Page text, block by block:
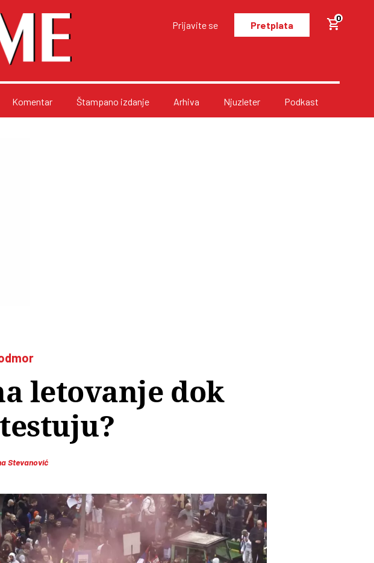
Prijavite se Pretplata
0
Komentar Štampano izdanje Arhiva Njuzleter Podkast
letovanje dok
Stevanović